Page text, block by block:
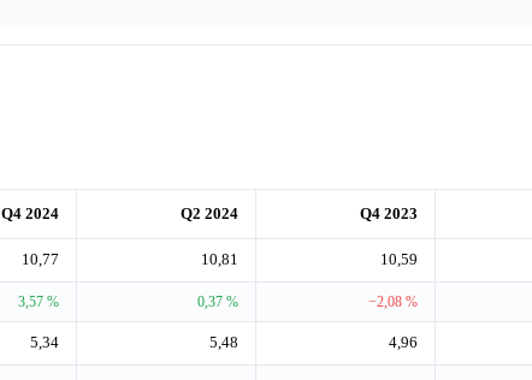
Q4 2024 Q2 2024 Q4 2023
10,77 10,81 10,59
3,57 % 0,37 % −2,08 %
5,34 5,48 4,96